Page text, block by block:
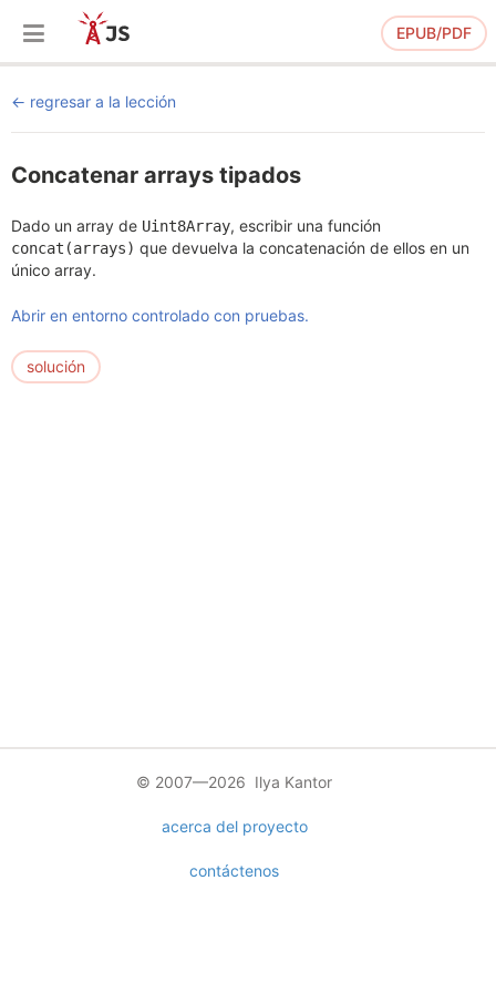
EPUB/PDF
regresar a la lección
Concatenar arrays tipados
Dado un array de Uint8Array, escribir una función
concat(arrays) que devuelva la concatenación de ellos en un
único array.
Abrir en entorno controlado con pruebas.
solución
© 2007—2026 Ilya Kantor
acerca del proyecto
contáctenos